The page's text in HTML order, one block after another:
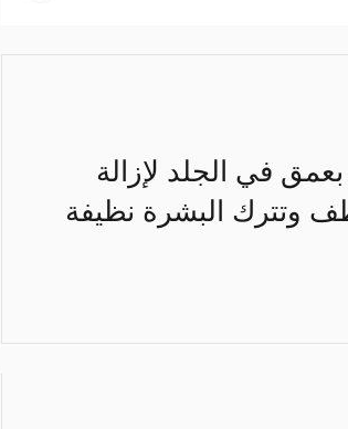
بعمق في الجلد لإزالة
وتترك البشرة نظيفة